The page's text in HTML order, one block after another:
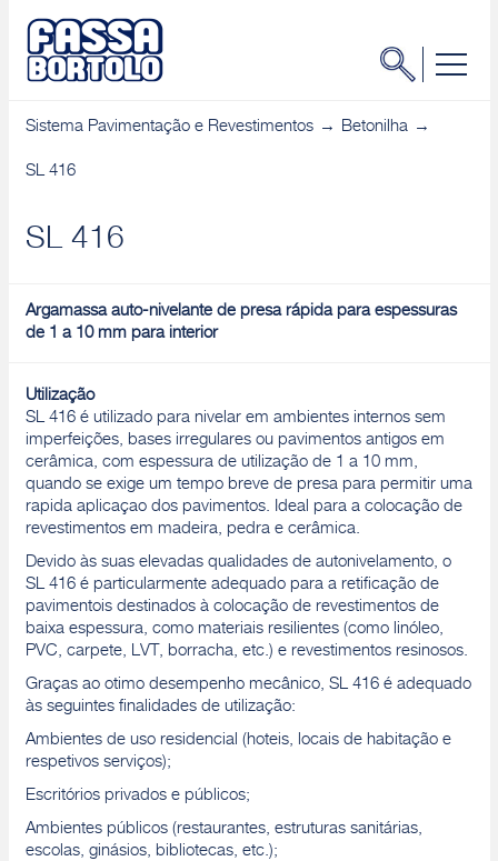
Sistema Pavimentação e Revestimentos Betonilha
SL 416
SL 416
Argamassa auto-nivelante de presa rápida para espessuras
de 1 a 10 mm para interior
Utilização
SL 416 é utilizado para nivelar em ambientes internos sem
imperfeições, bases irregulares ou pavimentos antigos em
cerâmica, com espessura de utilização de 1 a 10 mm,
quando se exige um tempo breve de presa para permitir uma
rapida aplicaçao dos pavimentos. Ideal para a colocação de
revestimentos em madeira, pedra e cerâmica.
Devido às suas elevadas qualidades de autonivelamento, o
SL 416 é particularmente adequado para a retificação de
pavimentois destinados à colocação de revestimentos de
baixa espessura, como materiais resilientes (como linóleo,
PVC, carpete, LVT, borracha, etc.) e revestimentos resinosos.
Graças ao otimo desempenho mecânico, SL 416 é adequado
às seguintes finalidades de utilização:
Ambientes de uso residencial (hoteis, locais de habitação e
respetivos serviços);
Escritórios privados e públicos;
Ambientes públicos (restaurantes, estruturas sanitárias,
escolas, ginásios, bibliotecas, etc.);